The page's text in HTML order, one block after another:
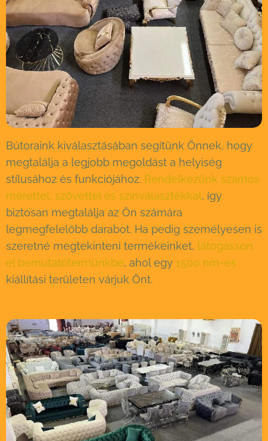
Bútoraink kiválasztásában segítünk Önnek, hogy
megtalálja a legjobb megoldást a helyiség
stílusához és funkciójához. Rendelkezünk számos
mérettel, szövettel és színválasztékkal , így
biztosan megtalálja az Ön számára
legmegfelelőbb darabot. Ha pedig személyesen is
szeretné megtekinteni termékeinket, látogasson
el bemutatótermünkbe, ahol egy 1500 nm-es
kiállítási területen várjuk Önt.